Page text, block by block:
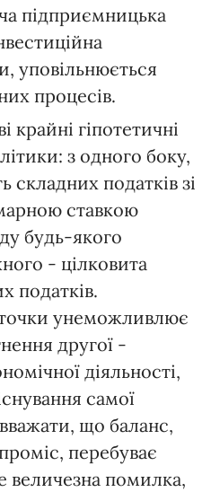
підприємницька
уповільнюється
процесів.
крайні гіпотетичні
з одного боку,
складних податків зі
ставкою
будь-якого
- цілковита
податків.
унеможливлює
другої -
діяльності,
самої
що баланс,
перебуває
величезна помилка,